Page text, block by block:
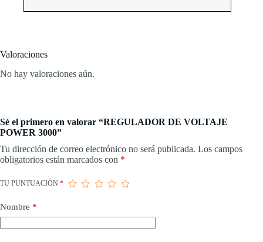
Valoraciones
No hay valoraciones aún.
Sé el primero en valorar “REGULADOR DE VOLTAJE
POWER 3000”
Tu dirección de correo electrónico no será publicada. Los campos
obligatorios están marcados con *
TU PUNTUACIÓN *
Nombre *